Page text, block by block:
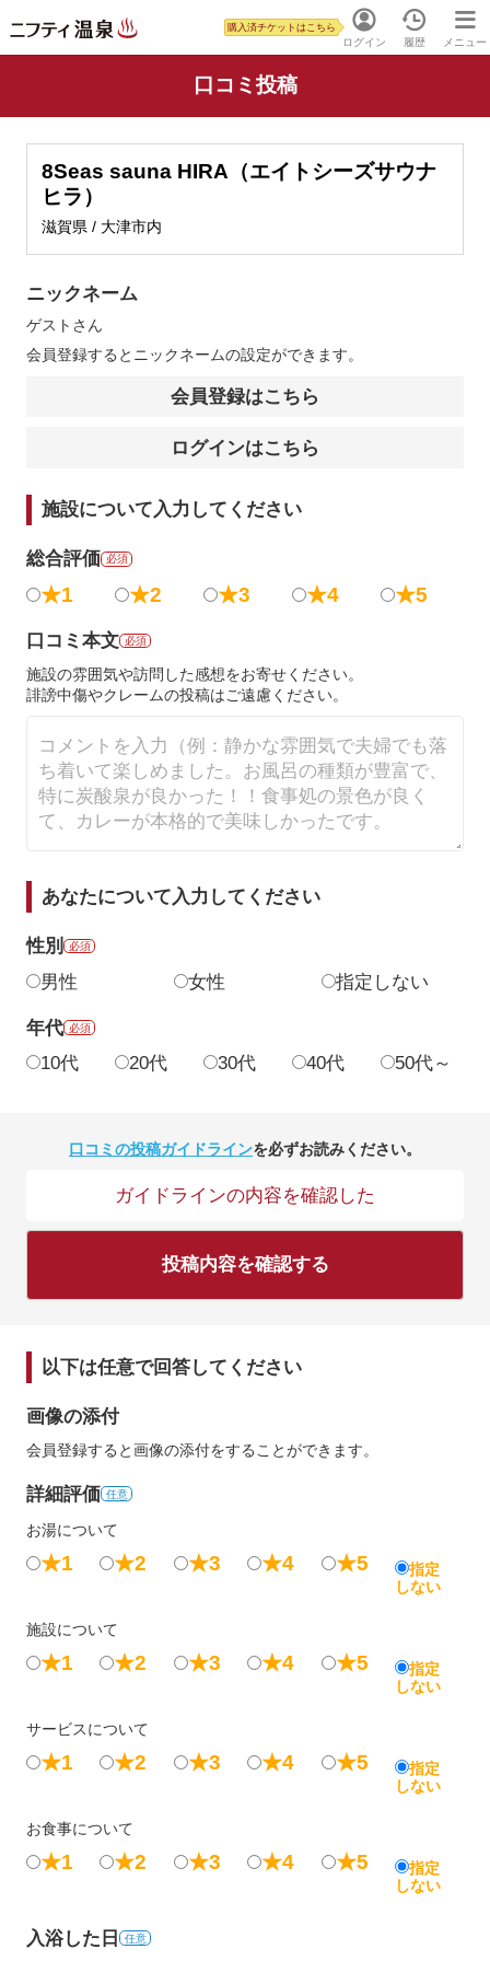
ログイン
購入済チケットはこちら
履歴 メニュー
口コミ投稿
8Seas sauna HIRA（エイトシーズサウナ
ヒラ）
滋賀県 / 大津市内
ニックネーム
ゲスト さん
会員登録するとニックネームの設定ができます。
会員登録はこちら
ログインはこちら
施設について入力してください
総合評価 必須
★1 ★2 ★3 ★4 ★5
口コミ本文 必須
施設の雰囲気や訪問した感想をお寄せください。
誹謗中傷やクレームの投稿はご遠慮ください。
あなたについて入力してください
性別 必須
男性 女性 指定しない
年代 必須
10代 20代 30代 40代 50代～
口コミの投稿ガイドラインを必ずお読みください。
ガイドラインの内容を確認した
投稿内容を確認する
以下は任意で回答してください
画像の添付
会員登録すると画像の添付をすることができます。
詳細評価 任意
お湯について
★1 ★2 ★3 ★4 ★5
指定
しない
施設について
★1 ★2 ★3 ★4 ★5
指定
しない
サービスについて
★1 ★2 ★3 ★4 ★5
指定
しない
お食事について
★1 ★2 ★3 ★4 ★5
指定
しない
入浴した日 任意